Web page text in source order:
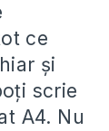
ce
și
scrie
A4. Nu